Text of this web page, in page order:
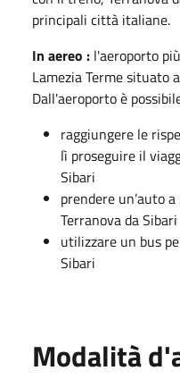
principali città italiane.
In aereo : l'aeroporto
Lamezia Terme situato
Dall'aeroporto è
raggiungere le
lì proseguire il
Sibari
prendere un’auto
Terranova da Sibari
utilizzare un bus
Sibari
Modalità